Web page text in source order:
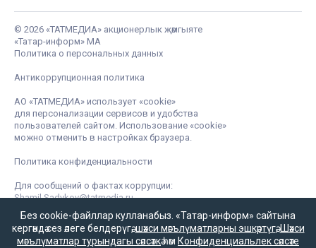
© 2026 «ТАТМЕДИА» акционерлык җәмгыяте
«Татар-информ» МА
Политика о персональных данных
Антикоррупционная политика
АО «ТАТМЕДИА» использует «cookie»
для персонализации сервисов и удобства
пользователей сайтом. Использование «cookie»
можно отменить в настройках браузера.
Политика конфиденциальности
Для сообщений о фактах коррупции:
Shamil.Sadykov@tatmedia.ru
Без cookie-файллар кулланабыз. «Татар-информ» сайтына
кергәндә сез әлеге белдерүгә,шәхси мәгълүматларны эшкәртүгә,Шәхси
мәгълүматлар турындагы сәясәткәһәм Конфиденциальлек сәясәте